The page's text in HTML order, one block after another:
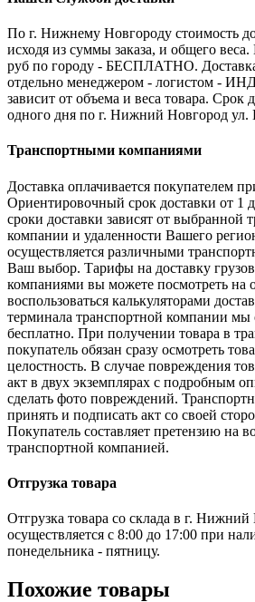
По г. Нижнему Новгороду стоимость
исходя из суммы заказа, и общего
руб по городу - БЕСПЛАТНО. Доставка
отдельно менеджером - логистом -
зависит от объема и веса товара. Срок
одного дня по г. Нижний Новгород ул.
Транспортными компаниями
Доставка оплачивается покупателем
Ориентировочный срок доставки от 1
сроки доставки зависят от выбранной
компании и удаленности Вашего
осуществляется различными
Ваш выбор. Тарифы на доставку
компаниями вы можете посмотреть на
воспользоваться калькуляторами
терминала транспортной компании мы
бесплатно. При получении товара в
покупатель обязан сразу осмотреть
целостность. В случае повреждения
акт в двух экземплярах с подробным
сделать фото повреждений.
принять и подписать акт со своей
Покупатель составляет претензию на
транспортной компанией.
Отгрузка товара
Отгрузка товара со склада в г. Нижний
осуществляется с 8:00 до 17:00 при
понедельника - пятницу.
Похожие товары